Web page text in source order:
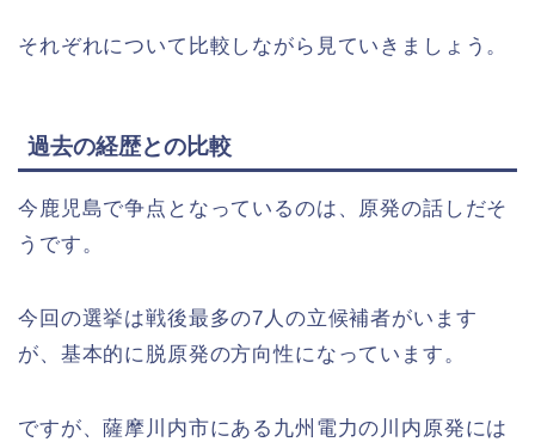
それぞれについて比較しながら見ていきましょう。
過去の経歴との比較
今鹿児島で争点となっているのは、原発の話しだそ
うです。
今回の選挙は戦後最多の7人の立候補者がいます
が、基本的に脱原発の方向性になっています。
ですが、薩摩川内市にある九州電力の川内原発には